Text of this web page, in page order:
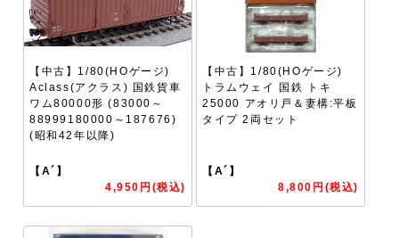
【中古】1/80(HOゲージ)
Aclass(アクラス) 国鉄貨車
ワム80000形 (83000～
88999180000～187676)
(昭和42年以降)
【A´】
4,950円(税込)
【中古】1/80(HOゲージ)
トラムウェイ 国鉄 トキ
25000 アオリ戸＆妻構:平板
タイプ 2両セット
【A´】
8,800円(税込)